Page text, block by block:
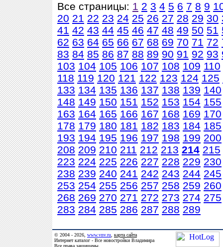
Все страницы: 1 2 3 4 5 6 7 8 9
20 21 22 23 24 25 26 27 28 29 30
41 42 43 44 45 46 47 48 49 50 51
62 63 64 65 66 67 68 69 70 71 72
83 84 85 86 87 88 89 90 91 92 93
103 104 105 106 107 108 109 110
118 119 120 121 122 123 124 125
133 134 135 136 137 138 139 140
148 149 150 151 152 153 154 155
163 164 165 166 167 168 169 170
178 179 180 181 182 183 184 185
193 194 195 196 197 198 199 200
208 209 210 211 212 213 214 215
223 224 225 226 227 228 229 230
238 239 240 241 242 243 244 245
253 254 255 256 257 258 259 260
268 269 270 271 272 273 274 275
283 284 285 286 287 288 289
© 2004 - 2026, www.vnv.ru карта сайта
Интернет каталог - Все новостройки Владимира
Все права защищены.